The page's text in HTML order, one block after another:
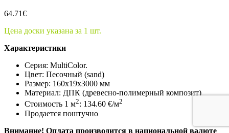
64.71€
Цена доски указана за 1 шт.
Характеристики
Серия: MultiColor.
Цвет: Песочный (sand)
Размер: 160x19x3000 мм
Материал: ДПК (древесно-полимерный композит)
Стоимость 1 м2: 134.60 €/м2
Продается поштучно
Внимание! Оплата производится в национальной валюте